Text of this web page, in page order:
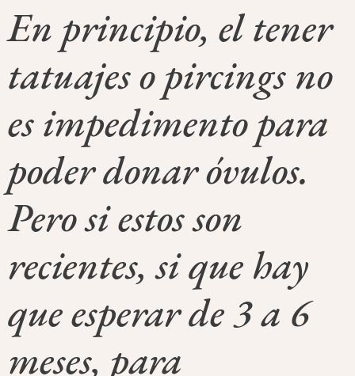
En principio, el tener
tatuajes o pircings no
es impedimento para
poder donar óvulos.
Pero si estos son
recientes, si que hay
que esperar de 3 a 6
meses, para